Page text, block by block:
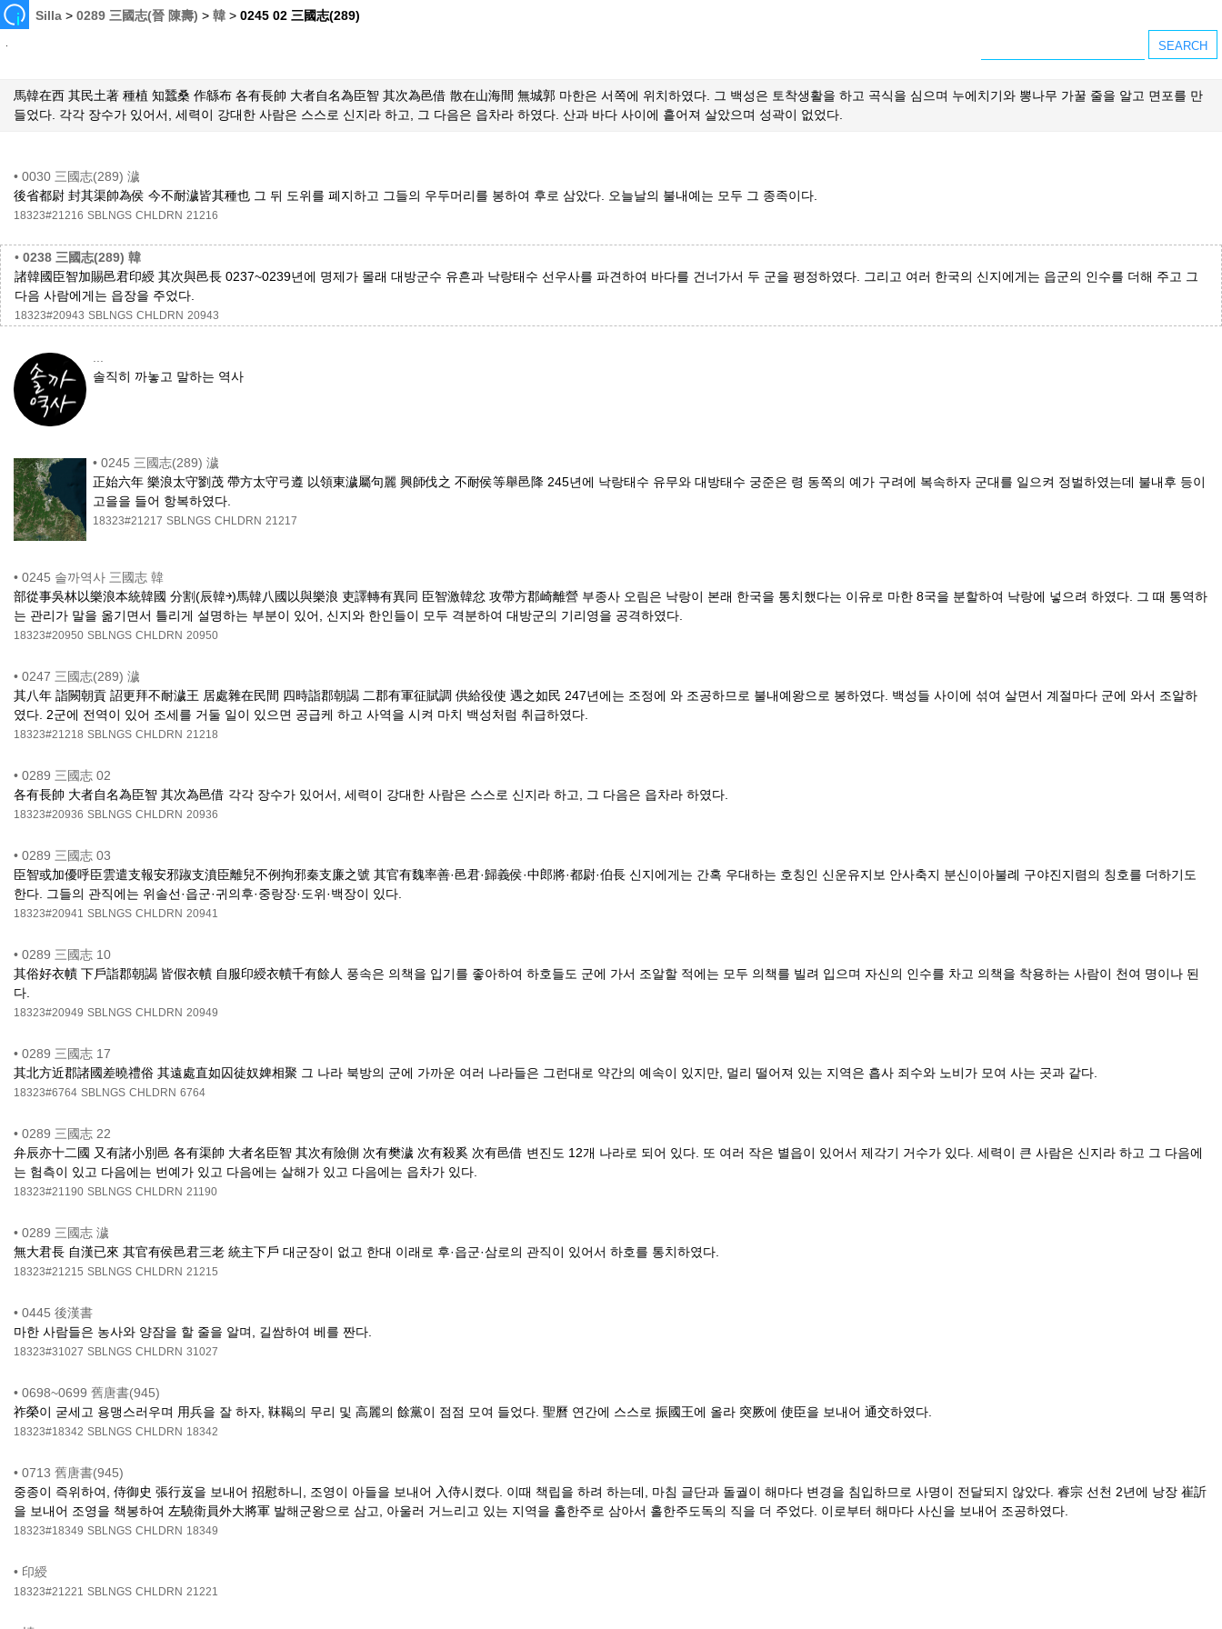
Silla >0289 三國志(晉 陳壽) >韓 >0245 02 三國志(289)
馬韓在西 其民土著 種植 知蠶桑 作緜布 各有長帥 大者自名為臣智 其次為邑借 散在山海間 無城郭 마한은 서쪽에 위치하였다. 그 백성은 토착생활을 하고 곡식을 심으며 누에치기와 뽕나무 가꿀 줄을 알고 면포를 만
들었다. 각각 장수가 있어서, 세력이 강대한 사람은 스스로 신지라 하고, 그 다음은 읍차라 하였다. 산과 바다 사이에 흩어져 살았으며 성곽이 없었다.
• 0030 三國志(289) 濊
後省都尉 封其渠帥為侯 今不耐濊皆其種也 그 뒤 도위를 폐지하고 그들의 우두머리를 봉하여 후로 삼았다. 오늘날의 불내예는 모두 그 종족이다.
18323#21216 SBLNGS CHLDRN 21216
• 0238 三國志(289) 韓
諸韓國臣智加賜邑君印綬 其次與邑長 0237~0239년에 명제가 몰래 대방군수 유흔과 낙랑태수 선우사를 파견하여 바다를 건너가서 두 군을 평정하였다. 그리고 여러 한국의 신지에게는 읍군의 인수를 더해 주고 그
다음 사람에게는 읍장을 주었다.
18323#20943 SBLNGS CHLDRN 20943
...
솔직히 까놓고 말하는 역사
• 0245 三國志(289) 濊
正始六年 樂浪太守劉茂 帶方太守弓遵 以領東濊屬句麗 興師伐之 不耐侯等舉邑降 245년에 낙랑태수 유무와 대방태수 궁준은 령 동쪽의 예가 구려에 복속하자 군대를 일으켜 정벌하였는데 불내후 등이
고을을 들어 항복하였다.
18323#21217 SBLNGS CHLDRN 21217
• 0245 솔까역사 三國志 韓
部從事吳林以樂浪本統韓國 分割(辰韓￫)馬韓八國以與樂浪 吏譯轉有異同 臣智激韓忿 攻帶方郡崎離營 부종사 오림은 낙랑이 본래 한국을 통치했다는 이유로 마한 8국을 분할하여 낙랑에 넣으려 하였다. 그 때 통역하
는 관리가 말을 옮기면서 틀리게 설명하는 부분이 있어, 신지와 한인들이 모두 격분하여 대방군의 기리영을 공격하였다.
18323#20950 SBLNGS CHLDRN 20950
• 0247 三國志(289) 濊
其八年 詣闕朝貢 詔更拜不耐濊王 居處雜在民間 四時詣郡朝謁 二郡有軍征賦調 供給役使 遇之如民 247년에는 조정에 와 조공하므로 불내예왕으로 봉하였다. 백성들 사이에 섞여 살면서 계절마다 군에 와서 조알하
였다. 2군에 전역이 있어 조세를 거둘 일이 있으면 공급케 하고 사역을 시켜 마치 백성처럼 취급하였다.
18323#21218 SBLNGS CHLDRN 21218
• 0289 三國志 02
各有長帥 大者自名為臣智 其次為邑借 각각 장수가 있어서, 세력이 강대한 사람은 스스로 신지라 하고, 그 다음은 읍차라 하였다.
18323#20936 SBLNGS CHLDRN 20936
• 0289 三國志 03
臣智或加優呼臣雲遣支報安邪踧支濆臣離兒不例拘邪秦支廉之號 其官有魏率善·邑君·歸義侯·中郎將·都尉·伯長 신지에게는 간혹 우대하는 호칭인 신운유지보 안사축지 분신이아불례 구야진지렴의 칭호를 더하기도
한다. 그들의 관직에는 위솔선·읍군·귀의후·중랑장·도위·백장이 있다.
18323#20941 SBLNGS CHLDRN 20941
• 0289 三國志 10
其俗好衣幘 下戶詣郡朝謁 皆假衣幘 自服印綬衣幘千有餘人 풍속은 의책을 입기를 좋아하여 하호들도 군에 가서 조알할 적에는 모두 의책를 빌려 입으며 자신의 인수를 차고 의책을 착용하는 사람이 천여 명이나 된
다.
18323#20949 SBLNGS CHLDRN 20949
• 0289 三國志 17
其北方近郡諸國差曉禮俗 其遠處直如囚徒奴婢相聚 그 나라 북방의 군에 가까운 여러 나라들은 그런대로 약간의 예속이 있지만, 멀리 떨어져 있는 지역은 흡사 죄수와 노비가 모여 사는 곳과 같다.
18323#6764 SBLNGS CHLDRN 6764
• 0289 三國志 22
弁辰亦十二國 又有諸小別邑 各有渠帥 大者名臣智 其次有險側 次有樊濊 次有殺奚 次有邑借 변진도 12개 나라로 되어 있다. 또 여러 작은 별읍이 있어서 제각기 거수가 있다. 세력이 큰 사람은 신지라 하고 그 다음에
는 험측이 있고 다음에는 번예가 있고 다음에는 살해가 있고 다음에는 읍차가 있다.
18323#21190 SBLNGS CHLDRN 21190
• 0289 三國志 濊
無大君長 自漢已來 其官有侯邑君三老 統主下戶 대군장이 없고 한대 이래로 후·읍군·삼로의 관직이 있어서 하호를 통치하였다.
18323#21215 SBLNGS CHLDRN 21215
• 0445 後漢書
마한 사람들은 농사와 양잠을 할 줄을 알며, 길쌈하여 베를 짠다.
18323#31027 SBLNGS CHLDRN 31027
• 0698~0699 舊唐書(945)
祚榮이 굳세고 용맹스러우며 用兵을 잘 하자, 靺鞨의 무리 및 高麗의 餘黨이 점점 모여 들었다. 聖曆 연간에 스스로 振國王에 올라 突厥에 使臣을 보내어 通交하였다.
18323#18342 SBLNGS CHLDRN 18342
• 0713 舊唐書(945)
중종이 즉위하여, 侍御史 張行岌을 보내어 招慰하니, 조영이 아들을 보내어 入侍시켰다. 이때 책립을 하려 하는데, 마침 글단과 돌궐이 해마다 변경을 침입하므로 사명이 전달되지 않았다. 睿宗 선천 2년에 낭장 崔訢
을 보내어 조영을 책봉하여 左驍衛員外大將軍 발해군왕으로 삼고, 아울러 거느리고 있는 지역을 홀한주로 삼아서 홀한주도독의 직을 더 주었다. 이로부터 해마다 사신을 보내어 조공하였다.
18323#18349 SBLNGS CHLDRN 18349
• 印綬
18323#21221 SBLNGS CHLDRN 21221